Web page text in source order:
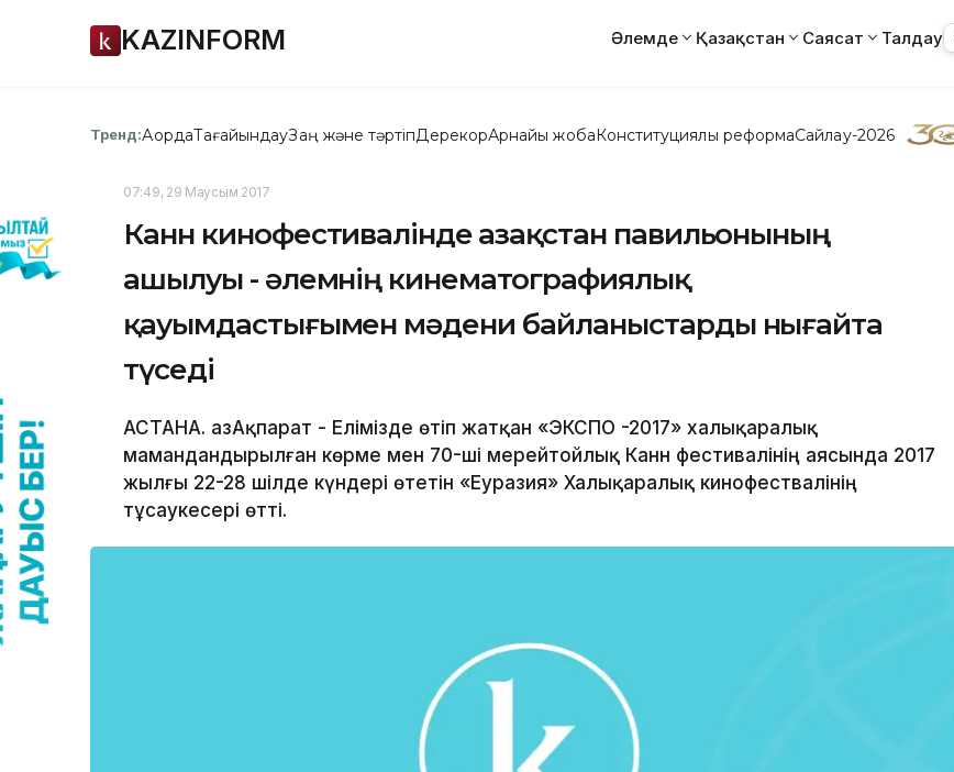
KAZINFORM Әлемде Қазақстан Саясат Талдау
Тренд:АқордаТағайындауЗаң және тәртіпДерекқорАрнайы жобаКонституциялық реформаСайлау-2026
07:49, 29 Маусым 2017
Канн кинофестивалінде Қазақстан павильонының
ашылуы - әлемнің кинематографиялық
қауымдастығымен мәдени байланыстарды нығайта
түседі
АСТАНА. ҚазАқпарат - Елімізде өтіп жатқан «ЭКСПО -2017» халықаралық
мамандандырылған көрме мен 70-ші мерейтойлық Канн фестивалінің аясында 2017
жылғы 22-28 шілде күндері өтетін «Еуразия» Халықаралық кинофествалінің
тұсаукесері өтті.